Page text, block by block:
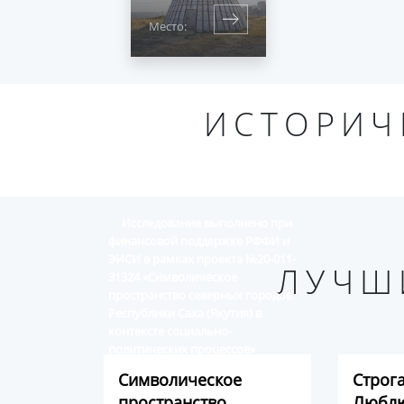
Место:
Символическое
пространство северных городов